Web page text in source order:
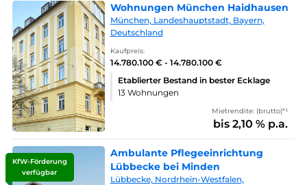
Wohnungen München Haidhausen
München, Landeshauptstadt, Bayern,
Deutschland
Kaufpreis:
14.780.100 € - 14.780.100 €
Etablierter Bestand in bester Ecklage
13 Wohnungen
Mietrendite: (brutto)*¹
bis 2,10 % p.a.
KfW-Förderung
verfügbar
Ambulante Pflegeeinrichtung
Lübbecke bei Minden
Lübbecke, Nordrhein-Westfalen,